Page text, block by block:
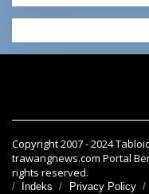
Copyright 2007 - 2024
trawangnews.com Portal
rights reserved.
Indeks Privacy Policy